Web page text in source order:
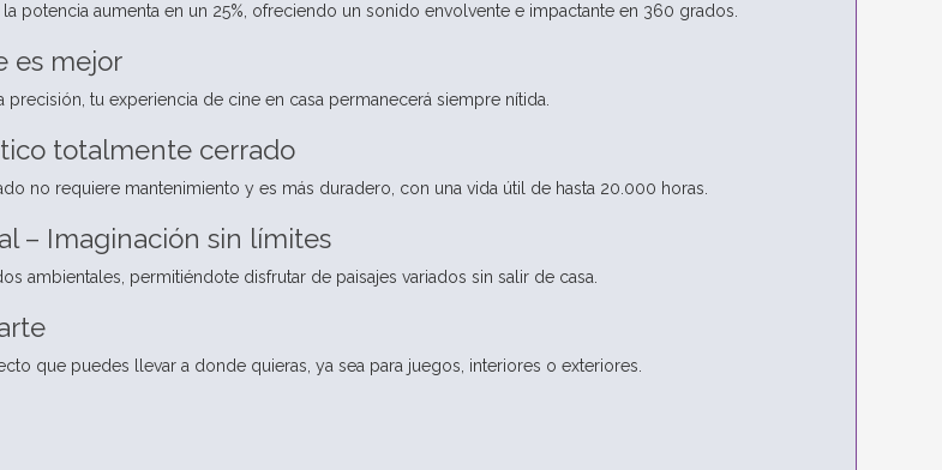
potencia aumenta en un 25%, ofreciendo un sonido envolvente e impactante en 360 grados.
es mejor
tu experiencia de cine en casa permanecerá siempre nítida.
totalmente cerrado
no requiere mantenimiento y es más duradero, con una vida útil de hasta 20.000 horas.
– Imaginación sin límites
ambientales, permitiéndote disfrutar de paisajes variados sin salir de casa.
que puedes llevar a donde quieras, ya sea para juegos, interiores o exteriores.